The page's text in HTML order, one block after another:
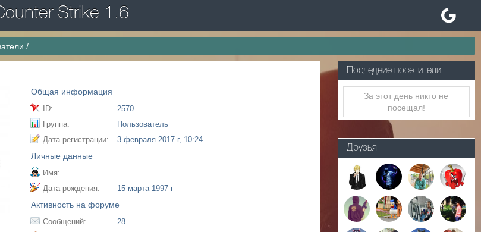
Strike 1.6
/
Общая информация
ID:
2570
Группа:
Пользователь
Дата регистрации:
3 февраля 2017 г, 10:24
Личные данные
Имя:
Дата рождения:
15 марта 1997 г
Активность на форуме
Сообщений:
28
Последние посетители
За этот день никто не
посещал!
Друзья